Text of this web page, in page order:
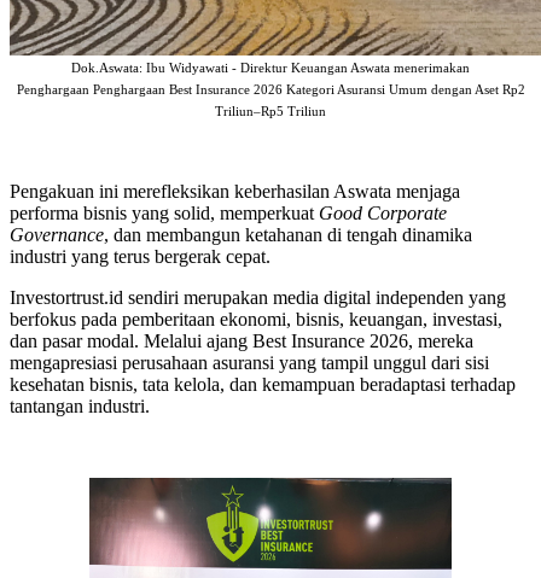
Dok.Aswata: Ibu Widyawati - Direktur Keuangan Aswata menerimakan
Penghargaan Penghargaan Best Insurance 2026 Kategori Asuransi Umum dengan Aset Rp2
Triliun–Rp5 Triliun
Pengakuan ini merefleksikan keberhasilan Aswata menjaga
performa bisnis yang solid, memperkuat Good Corporate
Governance, dan membangun ketahanan di tengah dinamika
industri yang terus bergerak cepat.
Investortrust.id sendiri merupakan media digital independen yang
berfokus pada pemberitaan ekonomi, bisnis, keuangan, investasi,
dan pasar modal. Melalui ajang Best Insurance 2026, mereka
mengapresiasi perusahaan asuransi yang tampil unggul dari sisi
kesehatan bisnis, tata kelola, dan kemampuan beradaptasi terhadap
tantangan industri.